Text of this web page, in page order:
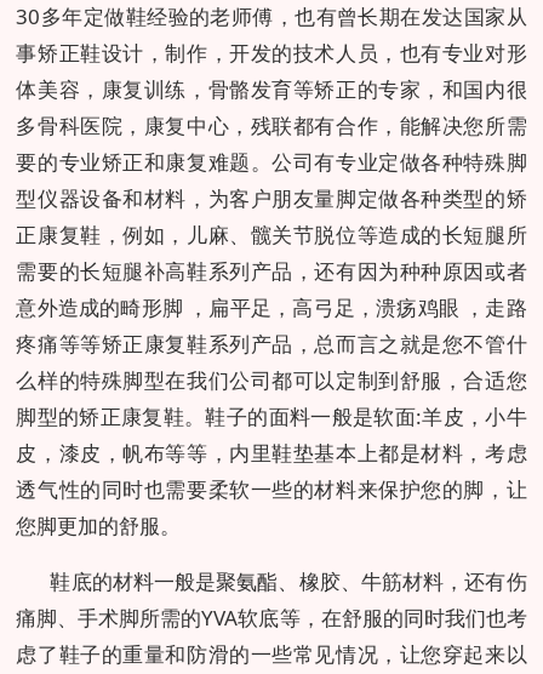
30多年定做鞋经验的老师傅，也有曾长期在发达国家从
事矫正鞋设计，制作，开发的技术人员，也有专业对形
体美容，康复训练，骨骼发育等矫正的专家，和国内很
多骨科医院，康复中心，残联都有合作，能解决您所需
要的专业矫正和康复难题。公司有专业定做各种特殊脚
型仪器设备和材料，为客户朋友量脚定做各种类型的矫
正康复鞋，例如，儿麻、髋关节脱位等造成的长短腿所
需要的长短腿补高鞋系列产品，还有因为种种原因或者
意外造成的畸形脚 ，扁平足，高弓足，溃疡鸡眼 ，走路
疼痛等等矫正康复鞋系列产品，总而言之就是您不管什
么样的特殊脚型在我们公司都可以定制到舒服，合适您
脚型的矫正康复鞋。鞋子的面料一般是软面:羊皮，小牛
皮，漆皮，帆布等等，内里鞋垫基本上都是材料，考虑
透气性的同时也需要柔软一些的材料来保护您的脚，让
您脚更加的舒服。
鞋底的材料一般是聚氨酯、橡胶、牛筋材料，还有伤
痛脚、手术脚所需的YVA软底等，在舒服的同时我们也考
虑了鞋子的重量和防滑的一些常见情况，让您穿起来以